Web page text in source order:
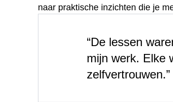
naar praktische inzichten die je
“De lessen
mijn werk. Elke
zelfvertrouwen.”